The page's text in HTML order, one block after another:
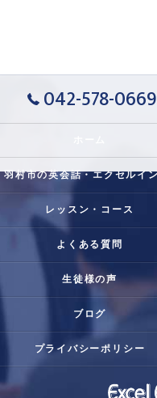
042-578-0669
レッスン・コース
よくある質問
生徒様の声
ブログ
プライバシーポリシー